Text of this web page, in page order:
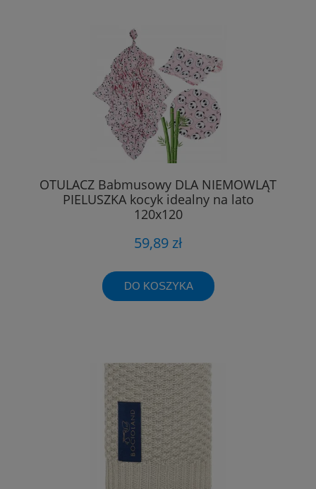
OTULACZ Babmusowy DLA NIEMOWLĄT
PIELUSZKA kocyk idealny na lato
120x120
59,89 zł
DO KOSZYKA